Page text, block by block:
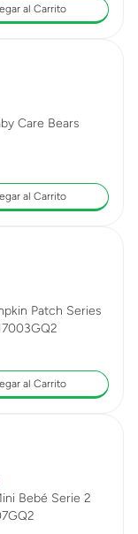
al Carrito
Care Bears
al Carrito
Patch Series
al Carrito
Bebé Serie 2